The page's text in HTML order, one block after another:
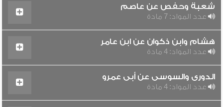
شعبة وحفص عن عاصم
عدد المواد: 7 مادة
هشام وابن ذكوان عن ابن عامر
عدد المواد: 4 مادة
الدورى والسوسى عن أبى عمرو
عدد المواد: 4 مادة